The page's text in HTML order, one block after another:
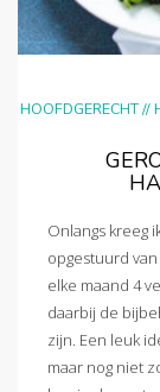
HOOFDGERECHT//
Onlangs kreeg
opgestuurd
elke maand 4
daarbij de
zijn. Een leuk
maar nog niet